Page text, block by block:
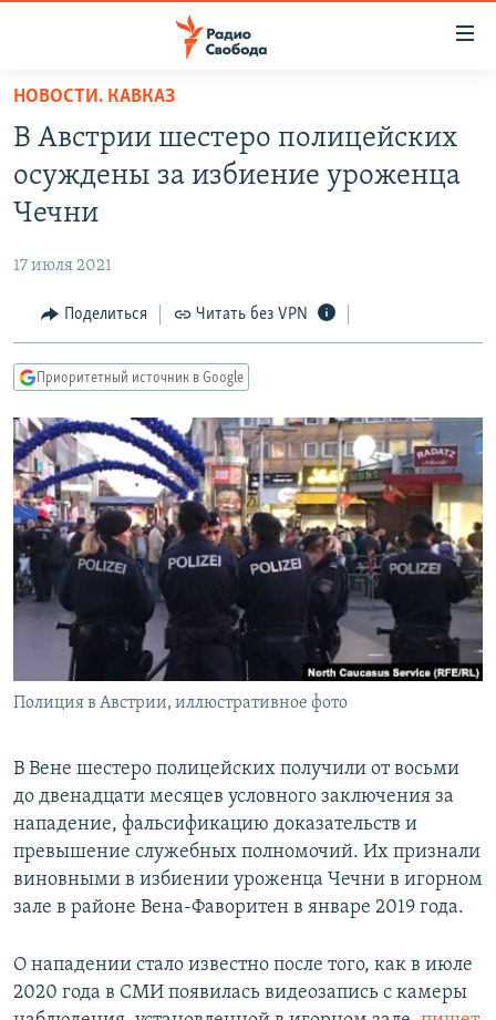
упрощенного
доступа
основному
Вернутся
Вернутся
поиску
ПОДКАСТЫ
АВТОРСКИЕ ПРОЕКТЫ
МНЕНИЯ
КУЛЬТУРА
КАВКАЗ.РЕАЛИИ
СЕВЕР.РЕАЛИИ
СИБИРЬ.РЕАЛИИ
РАСПИСАНИЕ ВЕЩАНИЯ
ПОДПИШИТЕСЬ НА РАССЫЛКУ
СОЦИАЛЬНЫЕ СЕТИ
Все сайты РСЕ/РС
НОВОСТИ. КАВКАЗ
В Австрии шестеро полицейских
осуждены за избиение уроженца
Чечни
17 июля 2021
Поделиться Читать без VPN
Приоритетный источник в Google
Полиция в Австрии, иллюстративное фото
В Вене шестеро полицейских получили от восьми
до двенадцати месяцев условного заключения за
нападение, фальсификацию доказательств и
превышение служебных полномочий. Их признали
виновными в избиении уроженца Чечни в игорном
зале в районе Вена-Фаворитен в январе 2019 года.
О нападении стало известно после того, как в июле
2020 года в СМИ появилась видеозапись с камеры